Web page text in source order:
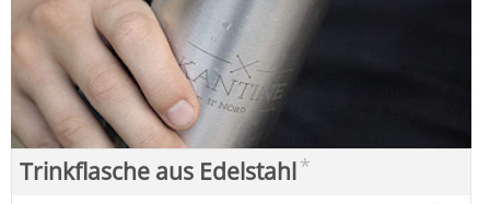
Trinkflasche aus Edelstahl*